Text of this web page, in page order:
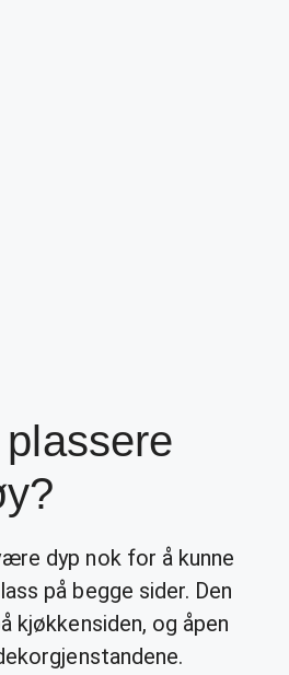
dyp nok for å kunne
på begge sider. Den
kjøkkensiden, og åpen